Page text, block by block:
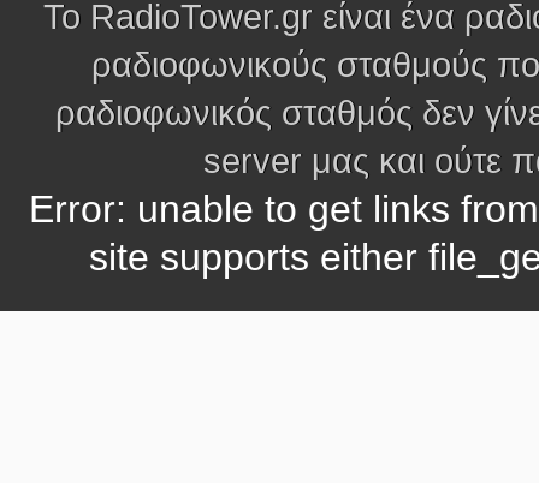
Το RadioTower.gr είναι ένα
ραδιοφωνικούς σταθμούς
ραδιοφωνικός σταθμός δεν
server μας και ούτε
Error: unable to get links
site supports either